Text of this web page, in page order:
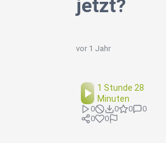
jetzt?
vor 1 Jahr
1 Stunde 28
Minuten
0 0 0
0
0
0